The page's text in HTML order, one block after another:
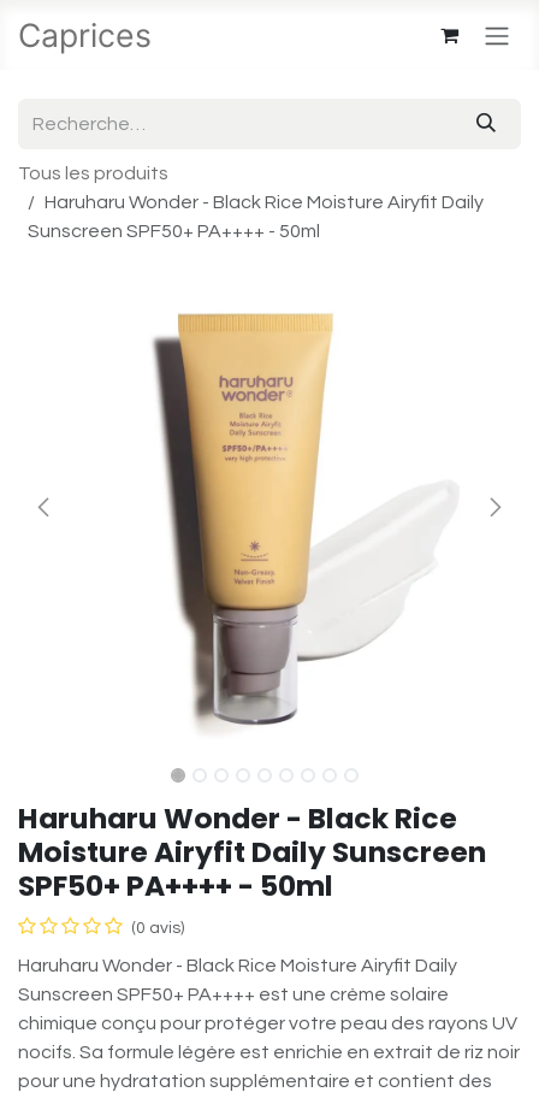
Caprices
Tous les produits
Haruharu Wonder - Black Rice Moisture Airyfit Daily
Sunscreen SPF50+ PA++++ - 50ml
Haruharu Wonder - Black Rice
Moisture Airyfit Daily Sunscreen
SPF50+ PA++++ - 50ml
(0 avis)
Haruharu Wonder - Black Rice Moisture Airyfit Daily
Sunscreen SPF50+ PA++++ est une crème solaire
chimique conçu pour protéger votre peau des rayons UV
nocifs. Sa formule légère est enrichie en extrait de riz noir
pour une hydratation supplémentaire et contient des